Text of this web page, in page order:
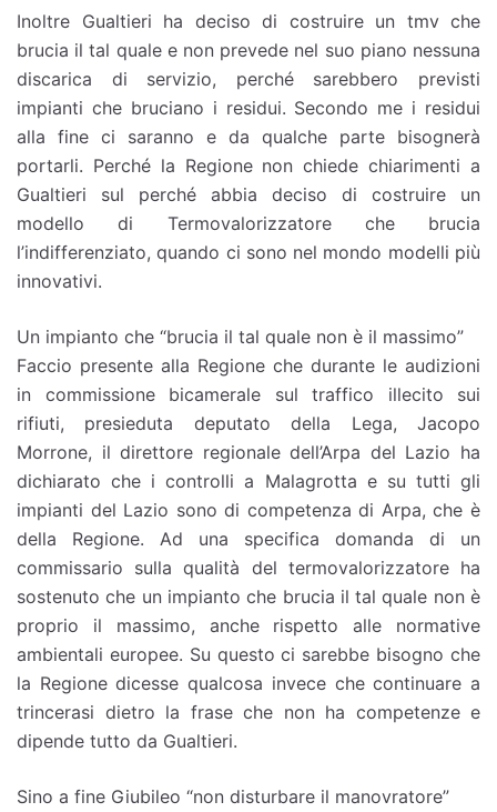
Inoltre Gualtieri ha deciso di costruire un tmv che
brucia il tal quale e non prevede nel suo piano nessuna
discarica di servizio, perché sarebbero previsti
impianti che bruciano i residui. Secondo me i residui
alla fine ci saranno e da qualche parte bisognerà
portarli. Perché la Regione non chiede chiarimenti a
Gualtieri sul perché abbia deciso di costruire un
modello di Termovalorizzatore che brucia
l’indifferenziato, quando ci sono nel mondo modelli più
innovativi.
Un impianto che “brucia il tal quale non è il massimo”
Faccio presente alla Regione che durante le audizioni
in commissione bicamerale sul traffico illecito sui
rifiuti, presieduta deputato della Lega, Jacopo
Morrone, il direttore regionale dell’Arpa del Lazio ha
dichiarato che i controlli a Malagrotta e su tutti gli
impianti del Lazio sono di competenza di Arpa, che è
della Regione. Ad una specifica domanda di un
commissario sulla qualità del termovalorizzatore ha
sostenuto che un impianto che brucia il tal quale non è
proprio il massimo, anche rispetto alle normative
ambientali europee. Su questo ci sarebbe bisogno che
la Regione dicesse qualcosa invece che continuare a
trincerasi dietro la frase che non ha competenze e
dipende tutto da Gualtieri.
Sino a fine Giubileo “non disturbare il manovratore”